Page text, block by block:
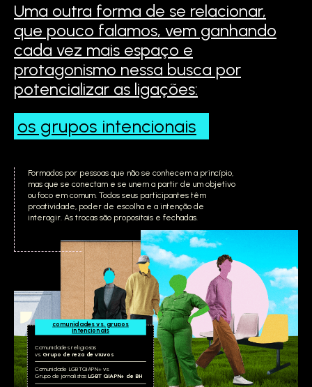
Uma outra forma de se relacionar,
que pouco falamos, vem ganhando
cada vez mais espaço e
protagonismo nessa busca por
potencializar as ligações:
os grupos intencionais
Formados por pessoas que não se conhecem a princípio,
mas que se conectam e se unem a partir de um objetivo
ou foco em comum. Todos seus participantes têm
proatividade, poder de escolha e a intenção de
interagir. As trocas são propositais e fechadas.
comunidades vs. grupos
intencionais
Comunidades religiosas
vs. Grupo de reza de viúvos
Comunidade LGBTQIAPN+ vs.
Grupo de jornalistas LGBTQIAPN+ de BH